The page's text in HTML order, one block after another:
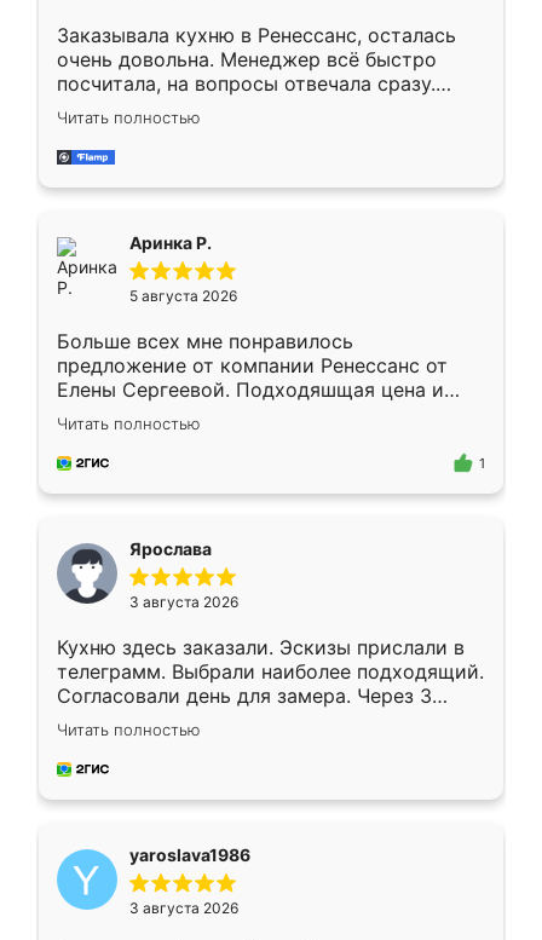
Заказывала кухню в Ренессанс, осталась
очень довольна. Менеджер всё быстро
посчитала, на вопросы отвечала сразу.
Замерщик приехал в субботу, подошёл к
делу со всей ответственностью. Собрали
за день, ребята работали аккуратно, даже
Читать полностью
Аринка Р.
5 августа 2026
Больше всех мне понравилось
предложение от компании Ренессанс от
Елены Сергеевой. Подходяшщая цена и
короткие сроки изготовления. Приехавший
для замера сотрудник Владислав
предложил по моему эскизу самый
Читать полностью
1
Ярослава
3 августа 2026
Кухню здесь заказали. Эскизы прислали в
телеграмм. Выбрали наиболее подходящий.
Согласовали день для замера. Через 3
недели кухня была уже готова. Остались
довольны работой. Спасибо Ренессанс
мебель за качественную работу!
Читать полностью
yaroslava1986
3 августа 2026